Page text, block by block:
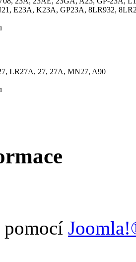
E23A, K23A, GP23A, 8LR932,
LR27A, 27, 27A, MN27, A90